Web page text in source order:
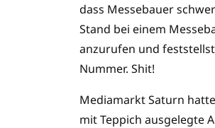
dass Messebauer
Stand bei einem
anzurufen und
Nummer. Shit!
Mediamarkt Saturn
mit Teppich ausgelegte